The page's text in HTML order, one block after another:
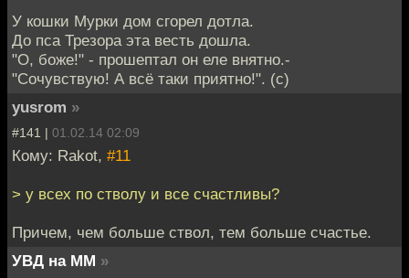
У кошки Мурки дом сгорел дотла.
До пса Трезора эта весть дошла.
"О, боже!" - прошептал он еле внятно.-
"Сочувствую! А всё таки приятно!". (с)
yusrom »
#141 | 01.02.14 02:09
Кому: Rakot, #11
> у всех по стволу и все счастливы?
Причем, чем больше ствол, тем больше счастье.
УВД на ММ »